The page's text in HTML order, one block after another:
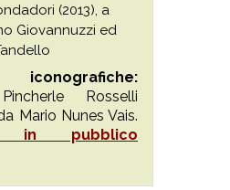
(2013), a
Giovannuzzi ed
iconografiche:
Rosselli
Mario Nunes Vais.
in pubblico